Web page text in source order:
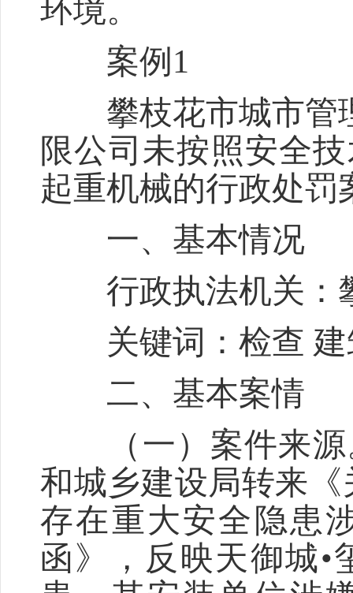
环境。
案例1
攀枝花市城市管
限公司未按照安全
起重机械的行政处罚
一、基本情况
行政执法机关：
关键词：检查 建
二、基本案情
（一）案件来源
和城乡建设局转来
存在重大安全隐患
函》，反映天御城•